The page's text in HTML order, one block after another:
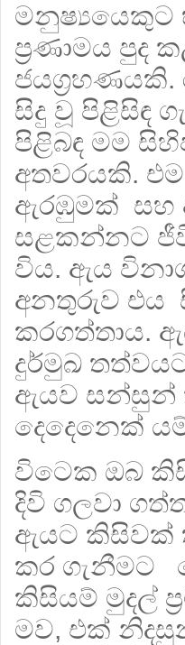
මනුෂ්‍යයෙකුට
ප්‍රණාමය පුද
ජයග්‍රහණයකි.
සිදු වූ පිළිසිඳ
පිළිබඳ මම
අතවරයකි.
ඇරඹුමක් සහ
සළකන්නට
විය. ඇය
අනතුරුව එය
කරගත්තාය.
දුර්මුඛ
ඇයව සන්සුන්
දෙදෙනෙක්
විටෙක ඔබ
දිවි ගලවා
ඇයට කිසිවක්
කර ගැනීමට
කිසියම් මුදල්
මව, එක්